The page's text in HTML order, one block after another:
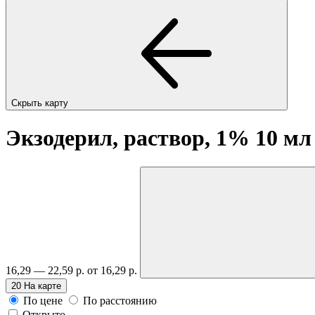
Скрыть карту
Экзодерил, раствор, 1% 10
16,29 — 22,59 р. от 16,29 р.
20 На карте
По цене
По расстоянию